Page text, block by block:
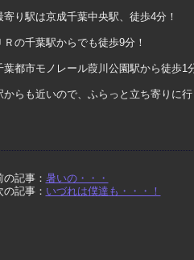
寄り駅は京成千葉中央駅、徒歩4分！
Ｒの千葉駅からでも徒歩9分！
葉都市モノレール葭川公園駅から徒歩1
からも近いので、ふらっと立ち寄りに
の記事： 暑いの・・・
の記事： いづれは僕達も・・・！